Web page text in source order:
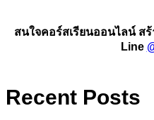
สนใจคอร์สเรียนออนไลน์ ส
Line
Recent Posts